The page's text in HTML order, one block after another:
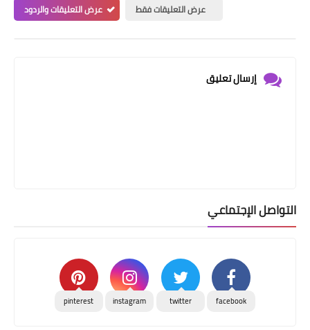
عرض التعليقات فقط
عرض التعليقات والردود
إرسال تعليق
التواصل الإجتماعي
facebook
twitter
instagram
pinterest